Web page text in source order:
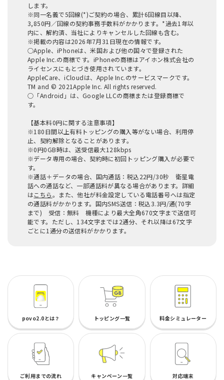
します。
※同一名義で5回線(*)ご契約の場合、累計6回線目以降、
3,850円／回線の契約事務手数料がかかります。*過去1年以
内に、解約済、当社によりキャンセルした回線も含む。
※掲載の内容は2026年7月31日現在の情報です。
○Apple、iPhoneは、米国および他の国々で登録された
Apple Inc.の商標です。iPhoneの商標はアイホン株式会社の
ライセンスにもとづき使用されています。
AppleCare、iCloudは、Apple Inc.のサービスマークです。
TM and © 2021Apple Inc. All rights reserved.
○「Android」は、Google LLCの商標または登録商標で
す。
【基本料0円に関する注意事項】
※180日間以上有料トッピングの購入等がない場合、利用停
止、契約解除となることがあります。
※0円0GB時は、送受信最大128kbps
※データ専用の場合、契約時に初回トッピング購入が必要で
す。
※通話＋データの場合、国内通話：税込22円/30秒 衛星電
話への通話など、一部通話料が異なる場合があります。詳細
はこちら。また、他社が料金設定している電話番号へは指定
の通話料がかかります。国内SMS送信：税込3.3円/通(70字
まで) 受信：無料 機種により最大全角670文字まで送信可
能です。ただし、134文字までは2通分、それ以降は67文字
ごとに1通分の送信料がかかります。
povo2.0とは？ トッピング一覧 料金シミュレーター
ご利用までの流れ キャンペーン一覧 対応端末